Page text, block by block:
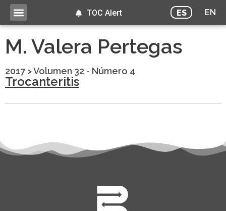
ES EN
TOC Alert
M. Valera Pertegas
2017 >Volumen 32 - Número 4
Trocanteritis